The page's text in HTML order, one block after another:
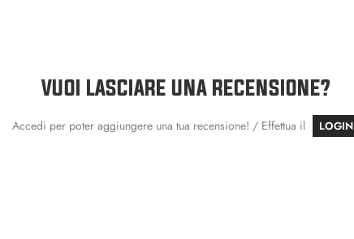
VUOI LASCIARE UNA RECENSIONE?
Accedi per poter aggiungere una tua recensione! / Effettua il LOGIN